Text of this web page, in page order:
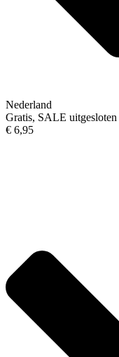
Nederland
Gratis, SALE uitgesloten
€ 6,95